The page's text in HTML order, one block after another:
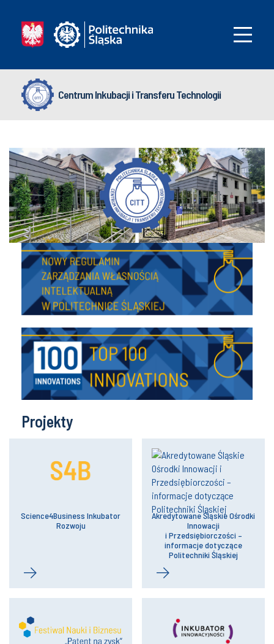
Centrum Inkubacji i Transferu Technologii
Projekty
Science4Business Inkubator
Rozwoju
Akredytowane Śląskie Ośrodki
Innowacji
i Przedsiębiorczości –
informacje dotyczące
Politechniki Śląskiej